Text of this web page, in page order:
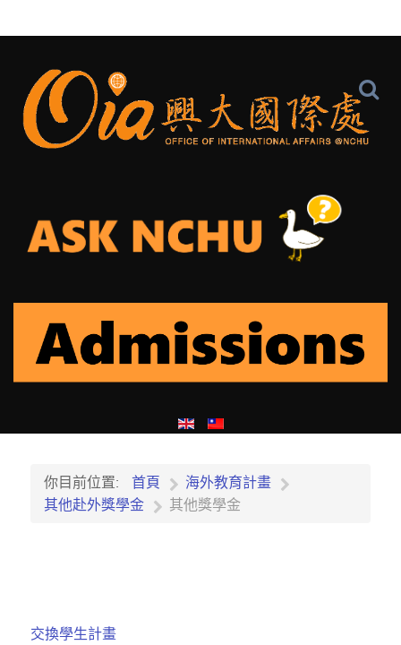
你目前位置: 首頁
海外教育計畫
其他赴外獎學金
其他獎學金
交換學生計畫